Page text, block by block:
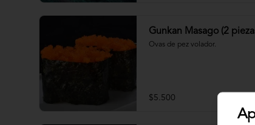
Gunkan Masago (2
Ovas de pez volador.
$5.500